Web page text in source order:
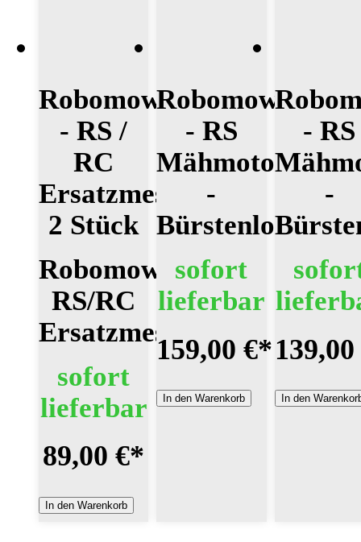
Robomow
- RS /
RC
Ersatzmesser
2 Stück
Robomow
RS/RC
Ersatzmesser
sofort
lieferbar
89,00 €*
In den Warenkorb
Robomow
- RS
Mähmotor
-
Bürstenlos
sofort
lieferbar
159,00 €*
In den Warenkorb
- RS
-
139,00
In den